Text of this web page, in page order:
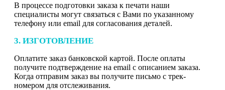
В процессе подготовки заказа к печати наши
специалисты могут связаться с Вами по указанному
телефону или email для согласования деталей.
3. ИЗГОТОВЛЕНИЕ
Оплатите заказ банковской картой. После оплаты
получите подтверждение на email с описанием заказа.
Когда отправим заказ вы получите письмо с трек-
номером для отслеживания.